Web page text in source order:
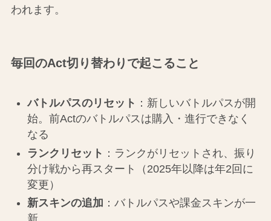
われます。
毎回のAct切り替わりで起こること
バトルパスのリセット ：新しいバトルパスが開
始。前Actのバトルパスは購入・進行できなく
なる
ランクリセット ：ランクがリセットされ、振り
分け戦から再スタート（2025年以降は年2回に
変更）
新スキンの追加 ：バトルパスや課金スキンが一